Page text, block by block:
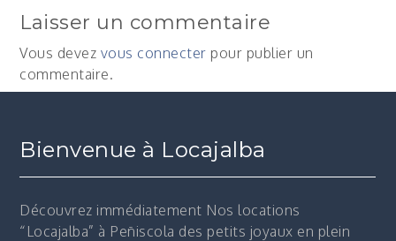
l’article
Laisser un commentaire
Vous devez vous connecter pour publier un
commentaire.
Bienvenue à Locajalba
Découvrez immédiatement Nos locations
“Locajalba” à Peñiscola des petits joyaux en plein